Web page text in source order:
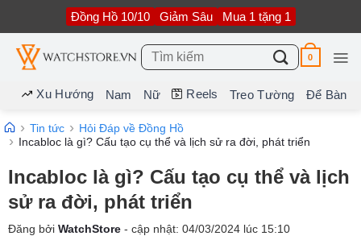
nội
dung
Đồng Hồ 10/10 Giảm Sâu Mua 1 tặng 1
Tìm
kiếm:
0
Xu Hướng Nam Nữ Reels Treo Tường Để Bàn
Tin tức
Hỏi Đáp về Đồng Hồ
Incabloc là gì? Cấu tạo cụ thể và lịch sử ra đời, phát triển
Incabloc là gì? Cấu tạo cụ thể và lịch
sử ra đời, phát triển
Đăng bởi WatchStore - cập nhật: 04/03/2024 lúc 15:10